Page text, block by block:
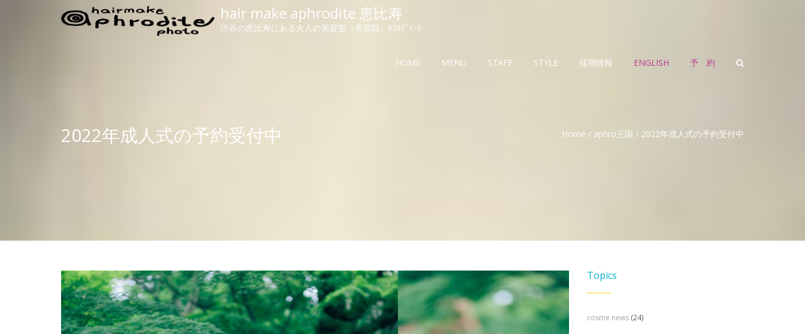
hair make aphrodite 恵比寿
渋谷の恵比寿にある大人の美容室（美容院）ｱﾌﾛﾃﾞｨｰﾃ
HOME MENU STAFF STYLE 採用情報 ENGLISH 予 約
2022年成人式の予約受付中 Home / aphro王国 / 2022年成人式の予約受付中
Topics
cosme news(24)